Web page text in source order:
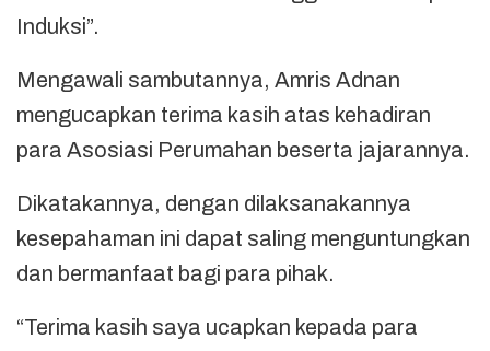
Induksi”.
Mengawali sambutannya, Amris Adnan
mengucapkan terima kasih atas kehadiran
para Asosiasi Perumahan beserta jajarannya.
Dikatakannya, dengan dilaksanakannya
kesepahaman ini dapat saling menguntungkan
dan bermanfaat bagi para pihak.
“Terima kasih saya ucapkan kepada para